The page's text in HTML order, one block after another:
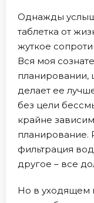
Однажды
таблетка от
жуткое
Вся моя
планировании,
делает ее
без цели
крайне
планирование.
фильтрация
другое – все
Но в уходящем